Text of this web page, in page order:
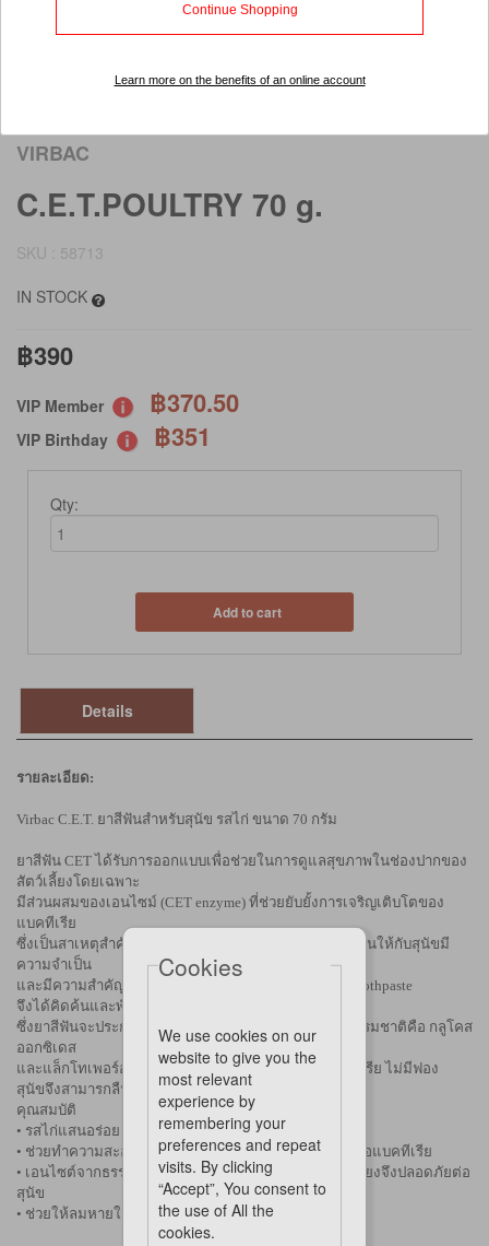
VIRBAC
C.E.T.POULTRY 70 g.
SKU : 58713
IN STOCK
฿390
VIP Member ฿370.50
VIP Birthday ฿351
Qty:
Add to cart
Details
รายละเอียด:
Virbac C.E.T. ยาสีฟันสำหรับสุนัข รสไก่ ขนาด 70 กรัม
ยาสีฟัน CET ได้รับการออกแบบเพื่อช่วยในการดูแลสุขภาพในช่องปากของ
สัตว์เลี้ยงโดยเฉพาะ
มีส่วนผสมของเอนไซม์ (CET enzyme) ที่ช่วยยับยั้งการเจริญเติบโตของ
แบคทีเรีย
ซึ่งเป็นสาเหตุสำคัญของโรคปริทันต์
การทำความสะอาดฟันให้กับสุนัขมี
ความจำเป็น
และมีความสำคัญเช่นเดียวกับมนุษย์
C.E.T. Enzymatic Toothpaste
จึงได้คิดค้นและพัฒนาสูตรยาสีฟันสำหรับสุนัขโดยเฉพาะ
ซึ่งยาสีฟันจะประกอบไปด้วยเอนไซม์สองชนิดที่มาจากธรรมชาติคือ กลูโคส
ออกซิเดส
และแล็กโทเพอร์ออกซิเดส มีคุณสมบัติต่อต้านเชื้อแบคทีเรีย ไม่มีฟอง
สุนัขจึงสามารกลืนกินได้โดยไม่เป็นอันตราย
คุณสมบัติ
• รสไก่แสนอร่อย สุนัขจึงไม่ขัดขืน
• ช่วยทำความสะอาดฟัน ขจัดคราบจุลินทรีย์ และยับยั้งเชื้อแบคทีเรีย
• เอนไซต์จากธรรมชาติ สามารถกลืนกินได้ไม่มีผลข้างเคียงจึงปลอดภัยต่อ
สุนัข
• ช่วยให้ลมหายใจสดชื่น
Cookies
We use cookies on our
website to give you the
most relevant
experience by
remembering your
preferences and repeat
visits. By clicking
“Accept”, You consent to
the use of All the
cookies.
Continue Shopping
Learn more on the benefits of an online account